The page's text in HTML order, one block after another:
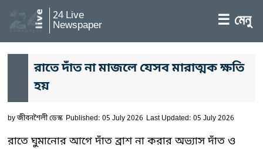
24 Live
Newspaper ☰ মেনু
রাতে দাঁত না মাজলে যেসব মারাত্মক ক্ষতি
হয়
byজীবনশৈলী ডেস্ক Published: 05 July 2026 Last Updated: 05 July 2026
রাতে ঘুমানোর আগে দাঁত ব্রাশ না করার অভ্যাস দাঁত ও